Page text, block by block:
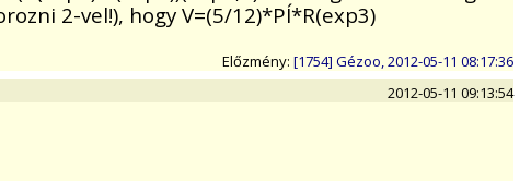
2-vel!), hogy V=(5/12)*PÍ*R(exp3)
Előzmény: [1754] Gézoo, 2012-05-11 08:17:36
2012-05-11 09:13:54